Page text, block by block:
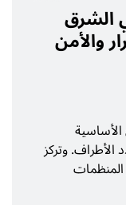
الشرق
والأمن
الأساسية
الأطراف. وتركز
المنظمات